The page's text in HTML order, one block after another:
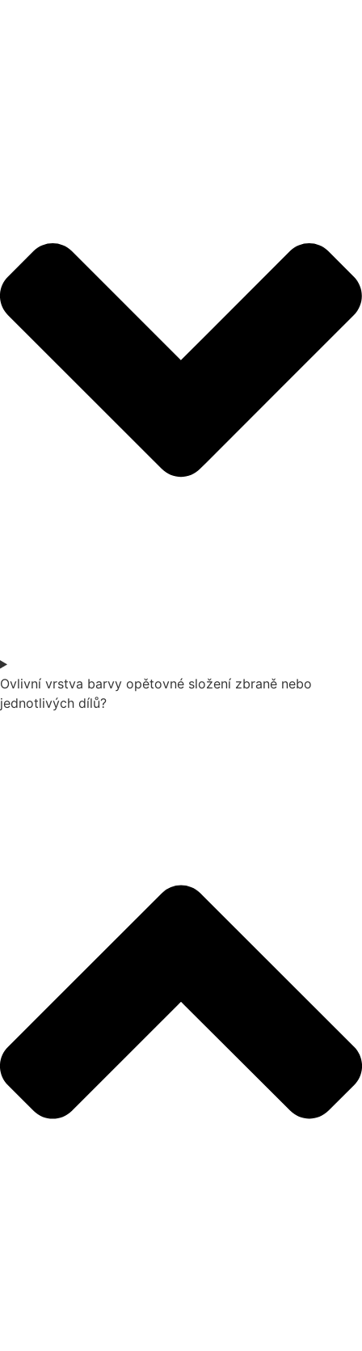
Ovlivní vrstva barvy opětovné složení zbraně nebo
jednotlivých dílů?